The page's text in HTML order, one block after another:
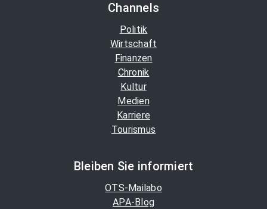
Channels
Politik
Wirtschaft
Finanzen
Chronik
Kultur
Medien
Karriere
Tourismus
Bleiben Sie informiert
OTS-Mailabo
APA-Blog